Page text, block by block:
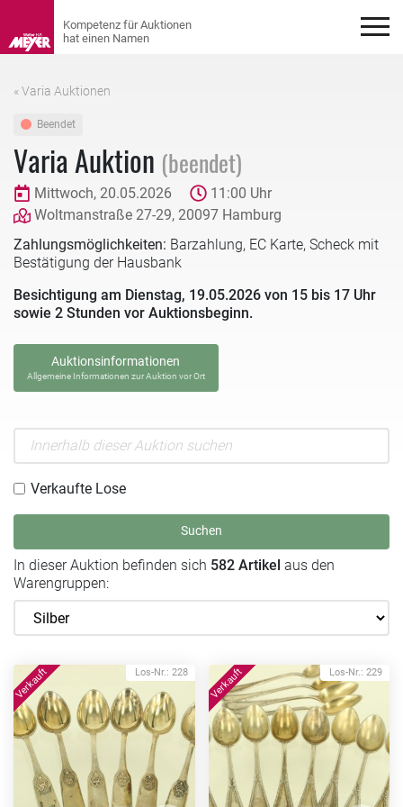
« Varia Auktionen
Beendet
Varia Auktion (beendet)
Mittwoch, 20.05.2026
11:00 Uhr
Woltmanstraße 27-29, 20097 Hamburg
Zahlungsmöglichkeiten: Barzahlung, EC Karte, Scheck mit
Bestätigung der Hausbank
Besichtigung am Dienstag, 19.05.2026 von 15 bis 17 Uhr
sowie 2 Stunden vor Auktionsbeginn.
Auktionsinformationen
Allgemeine Informationen zur Auktion vor Ort
Verkaufte Lose
Suchen
In dieser Auktion befinden sich 582 Artikel aus den
Warengruppen:
Los-Nr.: 228 Los-Nr.: 229